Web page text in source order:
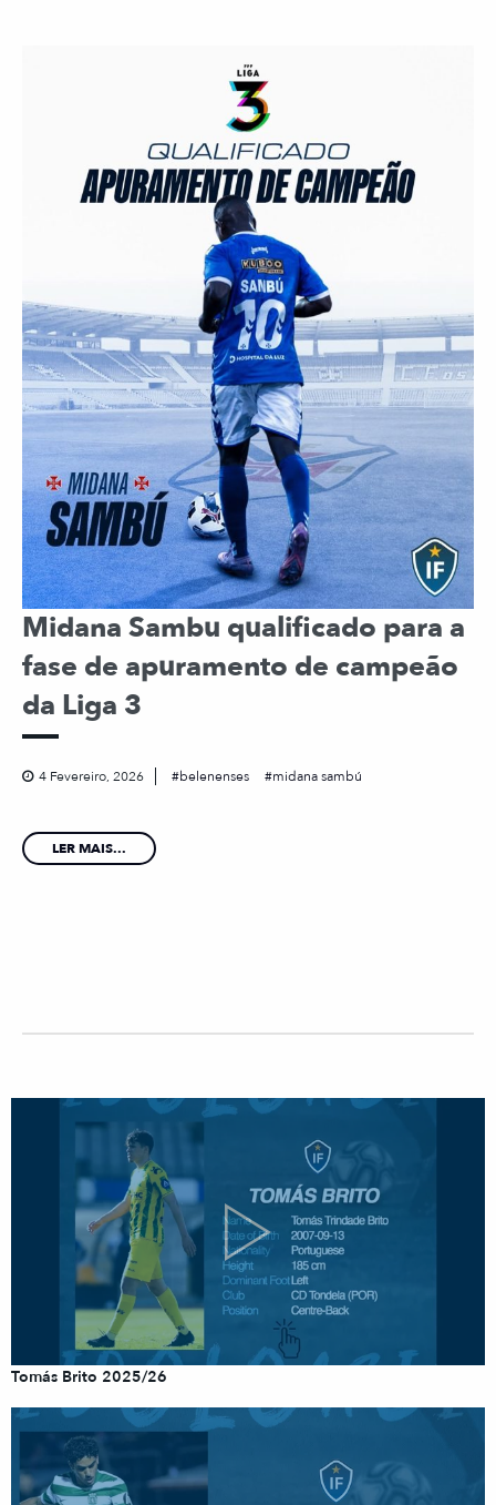
Midana Sambu qualificado para a
fase de apuramento de campeão
da Liga 3
4 Fevereiro, 2026 belenenses midana sambú
LER MAIS...
Tomás Brito 2025/26